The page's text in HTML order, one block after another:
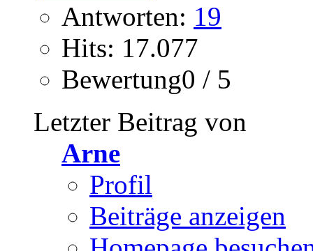
Antworten: 19
Hits: 17.077
Bewertung0 / 5
Letzter Beitrag von
Arne
Profil
Beiträge anzeigen